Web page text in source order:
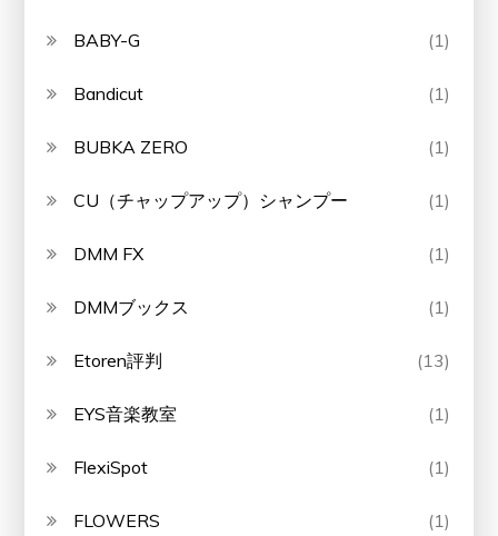
BABY-G (1)
Bandicut (1)
BUBKA ZERO (1)
CU（チャップアップ）シャンプー (1)
DMM FX (1)
DMMブックス (1)
Etoren評判 (13)
EYS音楽教室 (1)
FlexiSpot (1)
FLOWERS (1)